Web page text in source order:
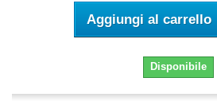
Aggiungi al carrello
Disponibile